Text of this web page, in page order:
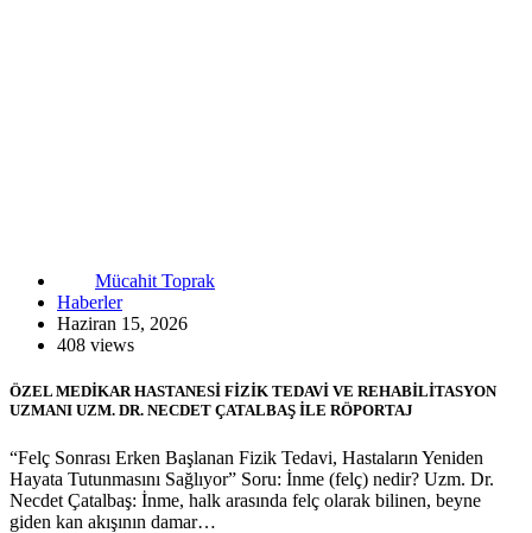
Mücahit Toprak
Haberler
Haziran 15, 2026
408 views
ÖZEL MEDİKAR HASTANESİ FİZİK TEDAVİ VE REHABİLİTASYON
UZMANI UZM. DR. NECDET ÇATALBAŞ İLE RÖPORTAJ
“Felç Sonrası Erken Başlanan Fizik Tedavi, Hastaların Yeniden
Hayata Tutunmasını Sağlıyor” Soru: İnme (felç) nedir? Uzm. Dr.
Necdet Çatalbaş: İnme, halk arasında felç olarak bilinen, beyne
giden kan akışının damar…